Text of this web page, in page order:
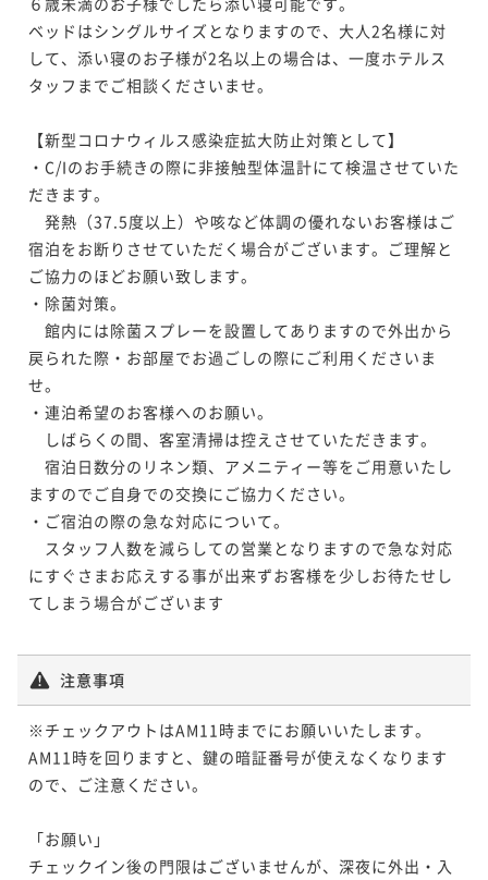
ベッドはシングルサイズとなりますので、大人2名様に対
して、添い寝のお子様が2名以上の場合は、一度ホテルス
タッフまでご相談くださいませ。
【新型コロナウィルス感染症拡大防止対策として】
・C/Iのお手続きの際に非接触型体温計にて検温させていた
だきます。
発熱（37.5度以上）や咳など体調の優れないお客様はご
宿泊をお断りさせていただく場合がございます。ご理解と
ご協力のほどお願い致します。
・除菌対策。
館内には除菌スプレーを設置してありますので外出から
戻られた際・お部屋でお過ごしの際にご利用くださいま
せ。
・連泊希望のお客様へのお願い。
しばらくの間、客室清掃は控えさせていただきます。
宿泊日数分のリネン類、アメニティー等をご用意いたし
ますのでご自身での交換にご協力ください。
・ご宿泊の際の急な対応について。
スタッフ人数を減らしての営業となりますので急な対応
にすぐさまお応えする事が出来ずお客様を少しお待たせし
てしまう場合がございます
注意事項
※チェックアウトはAM11時までにお願いいたします。
AM11時を回りますと、鍵の暗証番号が使えなくなります
ので、ご注意ください。
「お願い」
チェックイン後の門限はございませんが、深夜に外出・入